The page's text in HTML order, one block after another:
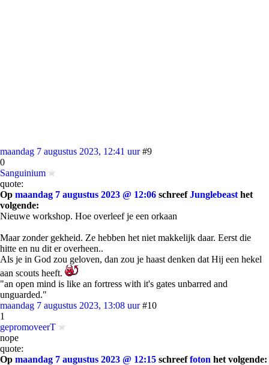
maandag 7 augustus 2023, 12:41 uur #9
0
Sanguinium
quote:
Op maandag 7 augustus 2023 @ 12:06 schreefJunglebeast het
volgende:
Nieuwe workshop. Hoe overleef je een orkaan
Maar zonder gekheid. Ze hebben het niet makkelijk daar. Eerst die
hitte en nu dit er overheen..
Als je in God zou geloven, dan zou je haast denken dat Hij een hekel
aan scouts heeft.
"an open mind is like an fortress with it's gates unbarred and
unguarded."
maandag 7 augustus 2023, 13:08 uur #10
1
gepromoveerT
nope
quote:
Op maandag 7 augustus 2023 @ 12:15 schreeffoton het volgende: